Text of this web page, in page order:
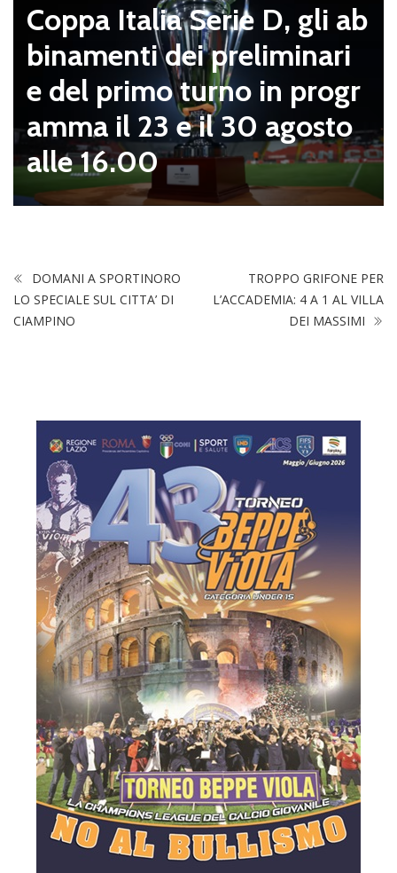
Coppa Italia Serie D, gli ab
binamenti dei preliminari
e del primo turno in progr
amma il 23 e il 30 agosto
alle 16.00
DOMANI A SPORTINORO
LO SPECIALE SUL CITTA’ DI
CIAMPINO
TROPPO GRIFONE PER
L’ACCADEMIA: 4 A 1 AL VILLA
DEI MASSIMI